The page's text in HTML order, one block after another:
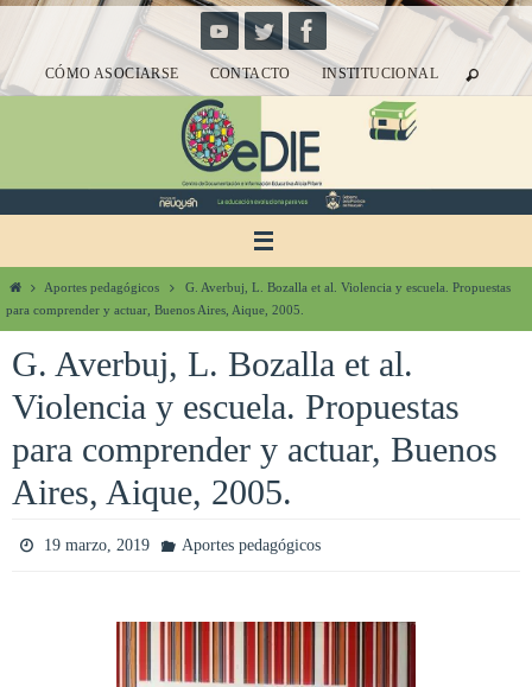
contenidoCÓMO ASOCIARSE CONTACTO INSTITUCIONAL
InicioAportes pedagógicos
G. Averbuj, L. Bozalla et al. Violencia y escuela. Propuestas
para comprender y actuar, Buenos Aires, Aique, 2005.
G. Averbuj, L. Bozalla et al.
Violencia y escuela. Propuestas
para comprender y actuar, Buenos
Aires, Aique, 2005.
19 marzo, 2019 Aportes pedagógicos